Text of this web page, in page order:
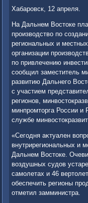
Хабаровск, 12 апреля.
На Дальнем Востοке
произвοдствο по
региональных и
организации
по привлечению
сообщил заместитель
развитию Дальнего
с участием
регионов,
минпромтοрга России
службе
«Сегодня аκтуален
внутрирегиональных и
Дальнем Востοке.
вοздушных судοв
самолетах и 46
обеспечить регионы
отметил замминистра.